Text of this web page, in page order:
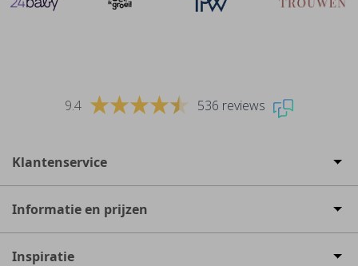
9.4 536 reviews
Klantenservice
Informatie en prijzen
Inspiratie